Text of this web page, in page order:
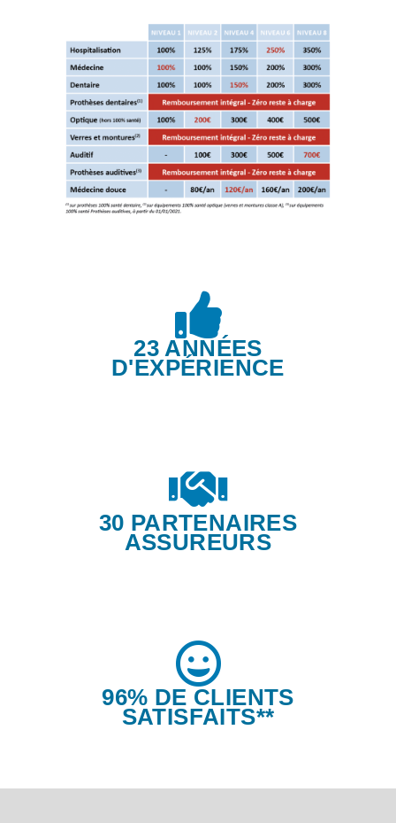
23 ANNÉES
D'EXPÉRIENCE
30 PARTENAIRES
ASSUREURS
96% DE CLIENTS
SATISFAITS**